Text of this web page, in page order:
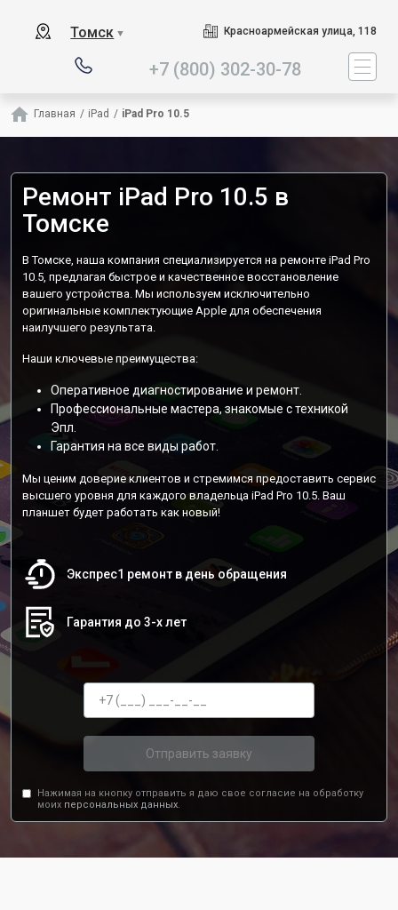
Томск ▼ Красноармейская улица, 118
+7 (800) 302-30-78
Главная / iPad / iPad Pro 10.5
Ремонт iPad Pro 10.5 в
Томске
В Томске, наша компания специализируется на ремонте iPad Pro
10.5, предлагая быстрое и качественное восстановление
вашего устройства. Мы используем исключительно
оригинальные комплектующие Apple для обеспечения
наилучшего результата.
Наши ключевые преимущества:
Оперативное диагностирование и ремонт.
Профессиональные мастера, знакомые с техникой
Эпл.
Гарантия на все виды работ.
Мы ценим доверие клиентов и стремимся предоставить сервис
высшего уровня для каждого владельца iPad Pro 10.5. Ваш
планшет будет работать как новый!
Экспрес1 ремонт в день обращения
Гарантия до 3-х лет
Отправить заявку
Нажимая на кнопку отправить я даю свое согласие на обработку
моих персональных данных.